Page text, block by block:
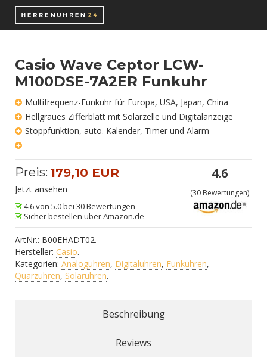
Casio Wave Ceptor LCW-
M100DSE-7A2ER Funkuhr
Multifrequenz-Funkuhr für Europa, USA, Japan, China
Hellgraues Zifferblatt mit Solarzelle und Digitalanzeige
Stoppfunktion, auto. Kalender, Timer und Alarm
Preis: 179,10 EUR
Jetzt ansehen
4.6 von 5.0 bei 30 Bewertungen
Sicher bestellen über Amazon.de
4.6
(30Bewertungen)
ArtNr.: B00EHADT02.
Hersteller: Casio.
Kategorien: Analoguhren, Digitaluhren, Funkuhren,
Quarzuhren, Solaruhren.
Beschreibung
Reviews